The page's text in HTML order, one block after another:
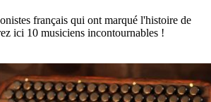
français qui ont marqué l'histoire de
ici 10 musiciens incontournables !